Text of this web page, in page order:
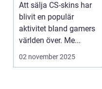
Att sälja CS-skins har
blivit en populär
aktivitet bland gamers
världen över. Me...
02 november 2025